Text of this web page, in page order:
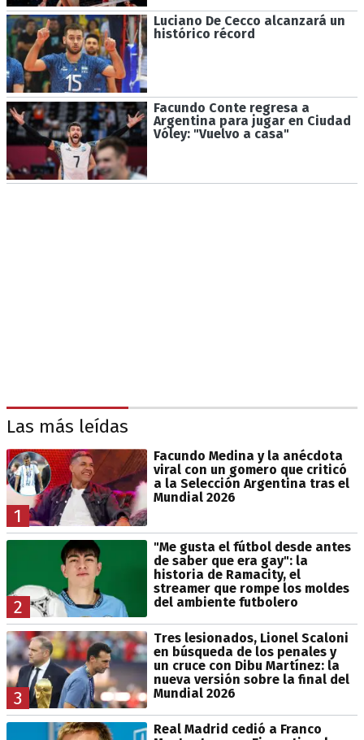
Luciano De Cecco alcanzará un
histórico récord
Facundo Conte regresa a
Argentina para jugar en Ciudad
Vóley: "Vuelvo a casa"
Las más leídas
1
Facundo Medina y la anécdota
viral con un gomero que criticó
a la Selección Argentina tras el
Mundial 2026
2
"Me gusta el fútbol desde antes
de saber que era gay": la
historia de Ramacity, el
streamer que rompe los moldes
del ambiente futbolero
3
Tres lesionados, Lionel Scaloni
en búsqueda de los penales y
un cruce con Dibu Martínez: la
nueva versión sobre la final del
Mundial 2026
Real Madrid cedió a Franco